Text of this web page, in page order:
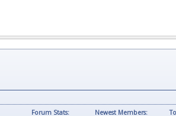
Newest Members:
Forum Stats: